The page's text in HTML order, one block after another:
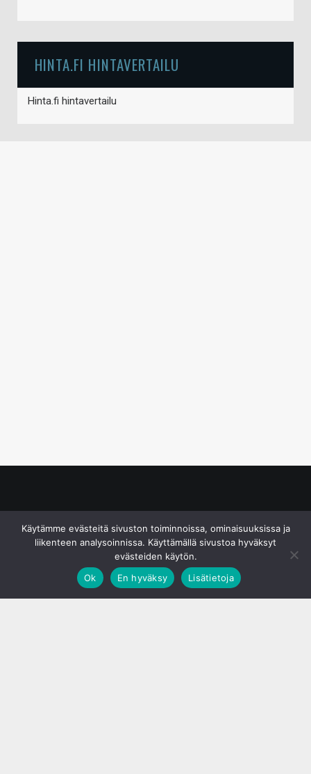
HINTA.FI HINTAVERTAILU
Hinta.fi hintavertailu
Käytämme evästeitä sivuston toiminnoissa, ominaisuuksissa ja
liikenteen analysoinnissa. Käyttämällä sivustoa hyväksyt
evästeiden käytön.
Ok
En hyväksy Lisätietoja